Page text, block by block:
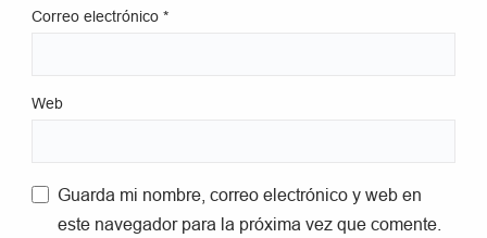
Correo electrónico*
Web
Guarda mi nombre, correo electrónico y web en
este navegador para la próxima vez que comente.